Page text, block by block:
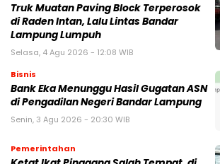
Truk Muatan Paving Block Terperosok
di Raden Intan, Lalu Lintas Bandar
Lampung Lumpuh
Selasa, 4 Agu 2026 - 12:08 WIB
Bisnis
Bank Eka Menunggu Hasil Gugatan ASN
di Pengadilan Negeri Bandar Lampung
Senin, 3 Agu 2026 - 20:30 WIB
Pemerintahan